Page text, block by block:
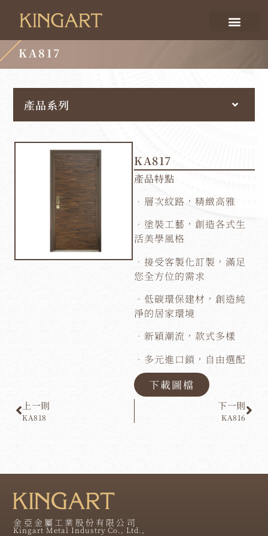
KA817
產品系列
KA817
產品特點
．層次紋路，精緻高雅
．塗裝工藝，創造各式生
活美學風格
．接受客製化訂製，滿足
您全方位的需求
．低碳環保建材，創造純
淨的居家環境
．新穎潮流，款式多樣
．多元進口鎖，自由選配
下載圖檔
上一則
KA818
下一則
KA816
金亞金屬工業股份有限公司
Kingart Metal Industry Co., Ltd.,